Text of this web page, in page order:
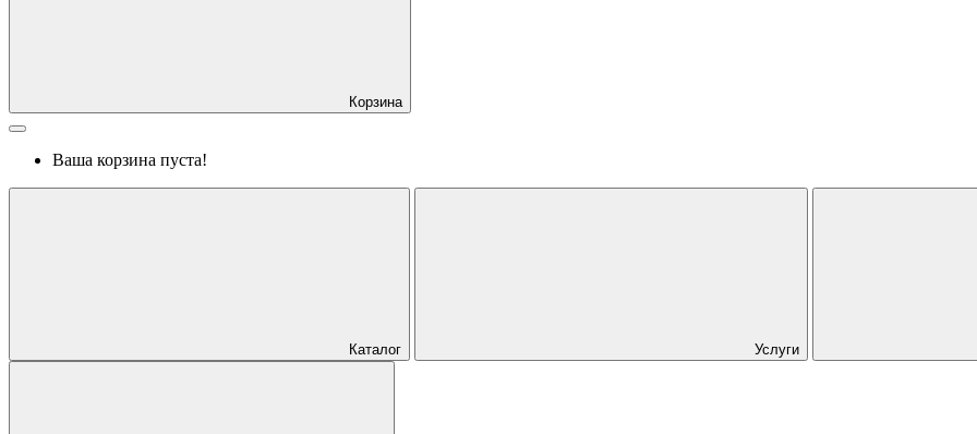
Корзина
Ваша корзина пуста!
Каталог Услуги